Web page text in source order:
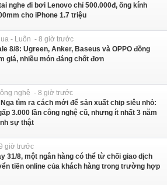
nghe đi bơi Lenovo chỉ 500.000đ, ống kính
cho iPhone 1.7 triệu
- Luôn - 8 giờ trước
8/8: Ugreen, Anker, Baseus và OPPO đồng
giá, nhiều món đáng chốt đơn
nghệ - 8 giờ trước
tìm ra cách mới để sản xuất chip siêu nhỏ:
3.000 lần công nghệ cũ, nhưng ít nhất 3 năm
sự thật
giờ trước
31/8, một ngân hàng có thể từ chối giao dịch
tiền online của khách hàng trong trường hợp